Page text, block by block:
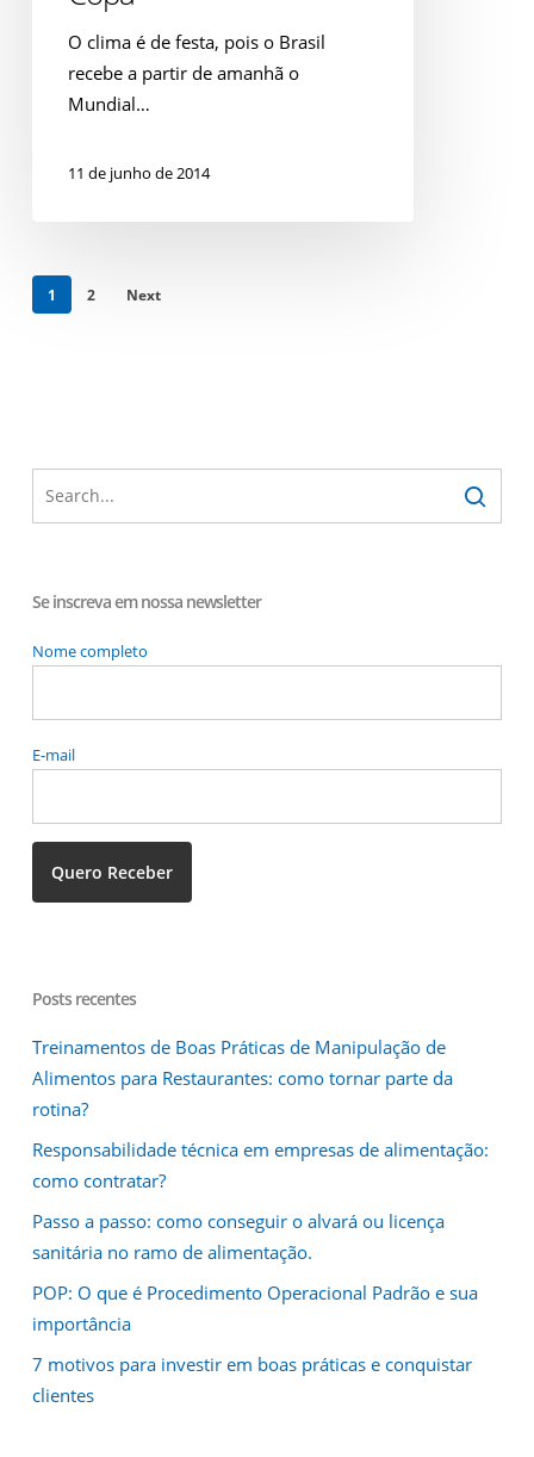
Confraternizações
Copa
O clima é de festa, pois o Brasil
recebe a partir de amanhã o
Mundial…
11 de junho de 2014
1 2 Next
Se inscreva em nossa newsletter
Nome completo
E-mail
Posts recentes
Treinamentos de Boas Práticas de Manipulação de
Alimentos para Restaurantes: como tornar parte da
rotina?
Responsabilidade técnica em empresas de alimentação:
como contratar?
Passo a passo: como conseguir o alvará ou licença
sanitária no ramo de alimentação.
POP: O que é Procedimento Operacional Padrão e sua
importância
7 motivos para investir em boas práticas e conquistar
clientes